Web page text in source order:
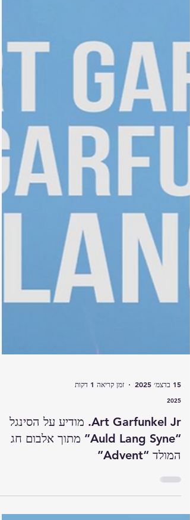
15 בדצמ׳ 2025 זמן קריאה 1 דקות
2025
המולד “Advent”